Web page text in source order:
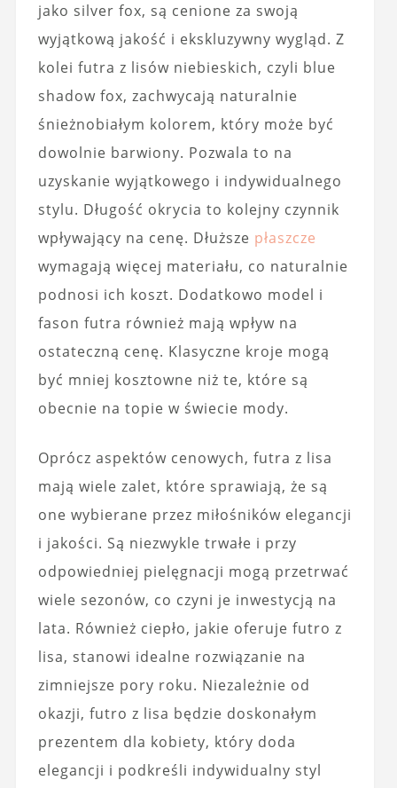
jako silver fox, są cenione za swoją
wyjątkową jakość i ekskluzywny wygląd. Z
kolei futra z lisów niebieskich, czyli blue
shadow fox, zachwycają naturalnie
śnieżnobiałym kolorem, który może być
dowolnie barwiony. Pozwala to na
uzyskanie wyjątkowego i indywidualnego
stylu. Długość okrycia to kolejny czynnik
wpływający na cenę. Dłuższe płaszcze
wymagają więcej materiału, co naturalnie
podnosi ich koszt. Dodatkowo model i
fason futra również mają wpływ na
ostateczną cenę. Klasyczne kroje mogą
być mniej kosztowne niż te, które są
obecnie na topie w świecie mody.
Oprócz aspektów cenowych, futra z lisa
mają wiele zalet, które sprawiają, że są
one wybierane przez miłośników elegancji
i jakości. Są niezwykle trwałe i przy
odpowiedniej pielęgnacji mogą przetrwać
wiele sezonów, co czyni je inwestycją na
lata. Również ciepło, jakie oferuje futro z
lisa, stanowi idealne rozwiązanie na
zimniejsze pory roku. Niezależnie od
okazji, futro z lisa będzie doskonałym
prezentem dla kobiety, który doda
elegancji i podkreśli indywidualny styl